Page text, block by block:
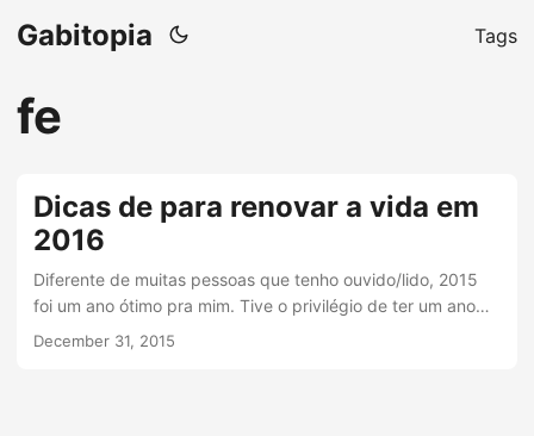
Gabitopia Tags
fe
Dicas de para renovar a vida em
2016
Diferente de muitas pessoas que tenho ouvido/lido, 2015
foi um ano ótimo pra mim. Tive o privilégio de ter um ano
leve, cheio de aprendizados e em paz. Para quem esteve
December 31, 2015